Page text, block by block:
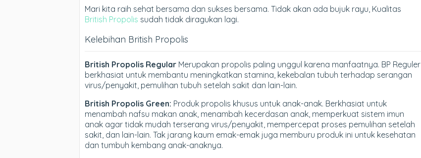
Mari kita raih sehat bersama dan sukses bersama. Tidak akan ada bujuk rayu, Kualitas
British Propolis sudah tidak diragukan lagi.
Kelebihan British Propolis
British Propolis Regular Merupakan propolis paling unggul karena manfaatnya. BP Reguler
berkhasiat untuk membantu meningkatkan stamina, kekebalan tubuh terhadap serangan
virus/penyakit, pemulihan tubuh setelah sakit dan lain-lain.
British Propolis Green: Produk propolis khusus untuk anak-anak. Berkhasiat untuk
menambah nafsu makan anak, menambah kecerdasan anak, memperkuat sistem imun
anak agar tidak mudah terserang virus/penyakit, mempercepat proses pemulihan setelah
sakit, dan lain-lain. Tak jarang kaum emak-emak juga memburu produk ini untuk kesehatan
dan tumbuh kembang anak-anaknya.